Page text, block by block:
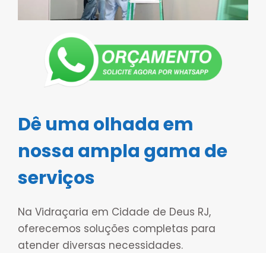
Dê uma olhada em
nossa ampla gama de
serviços
Na Vidraçaria em Cidade de Deus RJ,
oferecemos soluções completas para
atender diversas necessidades.